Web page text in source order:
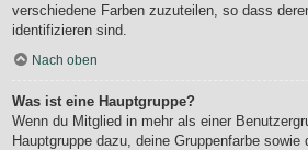
verschiedene Farben zuzuteilen, so dass
identifizieren sind.
Nach oben
Was ist eine Hauptgruppe?
Wenn du Mitglied in mehr als einer
Hauptgruppe dazu, deine Gruppenfarbe sowie